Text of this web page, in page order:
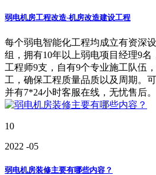
弱电机房工程改造-机房改造建设工程
每个弱电智能化工程均成立有资深
组，拥有10年以上弱电项目经理9名
工程师9支，自有9个专业施工队伍
工，确保工程质量品质以及周期。
并有7*24小时客服在线，无忧售后。
10
2022 -05
弱电机房装修主要有哪些内容？